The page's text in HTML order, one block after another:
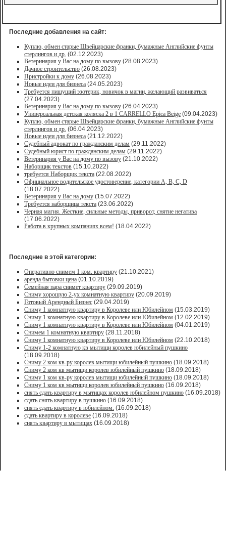
Последние добавления на сайт:
Куплю, обмен старые Швейцарские франки, бумажные Английские фунты
стерлингов и др. (02.12.2023)
Ветеринария у Вас на дому по вызову (28.08.2023)
Дачное строительство (26.08.2023)
Пристройки к дому (26.08.2023)
Новые идеи для бизнеса (24.05.2023)
Требуется пишущий эзотерик, новичок в магии, желающий развиваться
(27.04.2023)
Ветеринария у Вас на дому по вызову (26.04.2023)
Универсальная детская коляска 2 в 1 CARRELLO Epica Beige (09.04.2023)
Куплю, обмен старые Швейцарские франки, бумажные Английские фунты
стерлингов и др. (06.04.2023)
Новые идеи для бизнеса (21.12.2022)
Судебный адвокат по гражданским делам (29.11.2022)
Судебный юрист по гражданским делам (29.11.2022)
Ветеринария у Вас на дому по вызову (21.10.2022)
Наборщик текстов (15.10.2022)
требуется Наборщик текста (22.08.2022)
Официальное водительское удостоверение, категории A, B, C, D
(18.07.2022)
Ветеринария у Вас на дому (15.07.2022)
Требуется наборщица текста (23.06.2022)
Черная магия. Жесткие, сильные методы, приворот, снятие негатива
(17.06.2022)
Работа в крупных компаниях всем! (18.04.2022)
Последние в этой категории:
Оперативно снимем 1 ком. квартиру (21.10.2021)
аренда бытовки цена (01.10.2019)
Семейная пара снимет квартиру (29.09.2019)
Сниму хорошую 2-ух комнатную квартиру (20.09.2019)
Готовый Арендный Бизнес (29.04.2019)
Сниму 1 комнатную квартиру в Королеве или Юбилейном (15.03.2019)
Сниму 1 комнатную квартиру в Королеве или Юбилейном (12.02.2019)
Сниму 1 комнатную квартиру в Королеве или Юбилейном (04.01.2019)
Снимем 1 комнатную квартиру (28.11.2018)
Сниму 1 комнатную квартиру в Королеве или Юбилейном (22.10.2018)
Сниму 1-2 комнатную кв мытищи королев юбилейный пушкино
(18.09.2018)
Сниму 2 ком кв-ру королев мытищи юбилейный пушкино (18.09.2018)
Сниму 2 ком кв мытищи королев юбилейный пушкино (18.09.2018)
Сниму 1 ком кв-ру королев мытищи юбилейный пушкино (18.09.2018)
Сниму 1 ком кв мытищи королев юбилейный пушкино (16.09.2018)
снять сдать квартиру в мытищах королев юбилейном пушкино (16.09.2018)
сдать снять квартиру в пушкино (16.09.2018)
снять сдать квартиру в юбилейном. (16.09.2018)
сдать квартиру в королеве (16.09.2018)
снять квартиру в мытищах (16.09.2018)